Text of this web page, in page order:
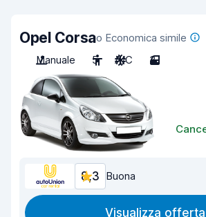
Opel Corsao Economica simile
Manuale
5 A/C 3
8,3 Buona
Visualizza offerta